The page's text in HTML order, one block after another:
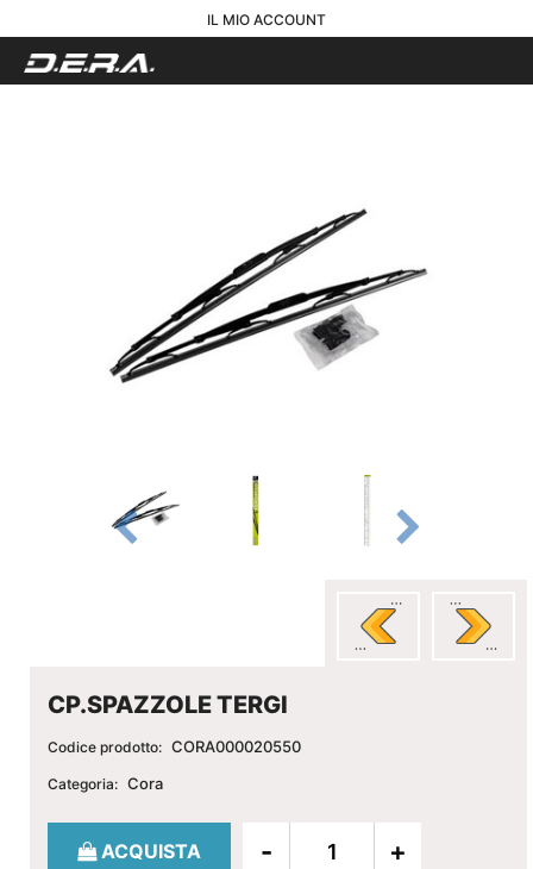
IL MIO ACCOUNT
CP.SPAZZOLE TERGI
Codice prodotto: CORA000020550
Categoria: Cora
Quantità
ACQUISTA